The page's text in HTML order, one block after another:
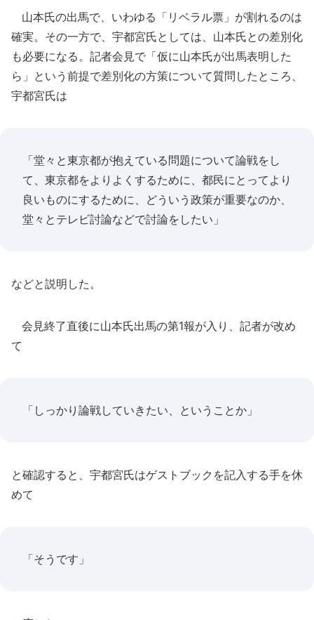
山本氏の出馬で、いわゆる「リベラル票」が割れるのは
確実。その一方で、宇都宮氏としては、山本氏との差別化
も必要になる。記者会見で「仮に山本氏が出馬表明した
ら」という前提で差別化の方策について質問したところ、
宇都宮氏は
「堂々と東京都が抱えている問題について論戦をし
て、東京都をよりよくするために、都民にとってより
良いものにするために、どういう政策が重要なのか、
堂々とテレビ討論などで討論をしたい」
などと説明した。
会見終了直後に山本氏出馬の第1報が入り、記者が改め
て
「しっかり論戦していきたい、ということか」
と確認すると、宇都宮氏はゲストブックを記入する手を休
めて
「そうです」